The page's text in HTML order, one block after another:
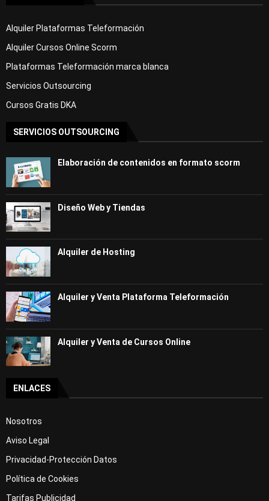
Alquiler Plataformas Teleformación
Alquiler Cursos Online Scorm
Plataformas Teleformación marca blanca
Servicios Outsourcing
Cursos Gratis DKA
SERVICIOS OUTSOURCING
Elaboración de contenidos en formato scorm
Diseño Web y Tiendas
Alquiler de Hosting
Alquiler y Venta Plataforma Teleformación
Alquiler y Venta de Cursos Online
ENLACES
Nosotros
Aviso Legal
Privacidad-Protección Datos
Política de Cookies
Tarifas Publicidad